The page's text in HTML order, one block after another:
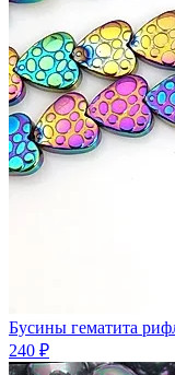
Бусины гематита
240 ₽